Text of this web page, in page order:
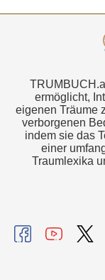
ermöglicht,
eigenen Träume
verborgenen
indem sie das
einer
Traumlexika